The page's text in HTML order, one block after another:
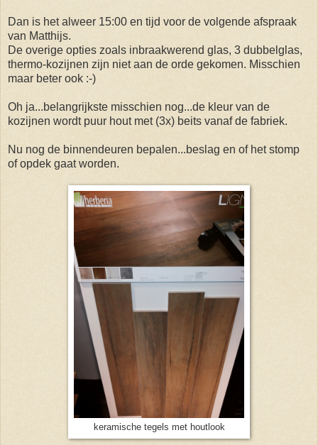
Dan is het alweer 15:00 en tijd voor de volgende afspraak
van Matthijs.
De overige opties zoals inbraakwerend glas, 3 dubbelglas,
thermo-kozijnen zijn niet aan de orde gekomen. Misschien
maar beter ook :-)
Oh ja...belangrijkste misschien nog...de kleur van de
kozijnen wordt puur hout met (3x) beits vanaf de fabriek.
Nu nog de binnendeuren bepalen...beslag en of het stomp
of opdek gaat worden.
keramische tegels met houtlook